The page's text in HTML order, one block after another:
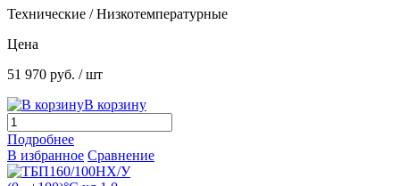
Технические / Низкотемпературные
Цена
51 970 руб. / шт
В корзину
Подробнее
В избранное Сравнение